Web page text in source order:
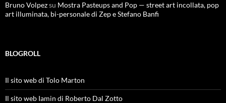
Bruno Volpezsu Mostra Pasteups and Pop — street art incollata, pop
art illuminata, bi-personale di Zep e Stefano Banfi
BLOGROLL
Il sito web di Tolo Marton
Il sito web Iamin di Roberto Dal Zotto